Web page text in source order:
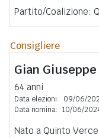
Partito/Coalizione:
Consigliere
Gian Giuseppe
64 anni
Data elezioni:
09/06/
Data nomina: 10/06/
Nato a Quinto